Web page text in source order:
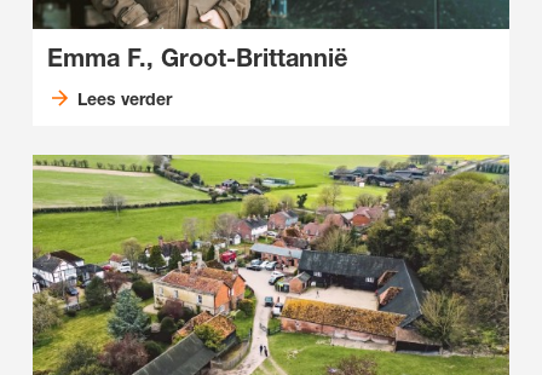
Emma F., Groot-Brittannië
Lees verder